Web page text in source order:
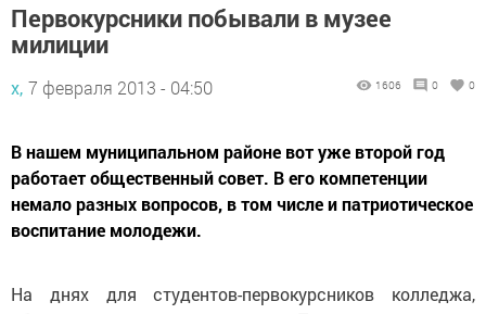
Первокурсники побывали в музее
милиции
х, 7 февраля 2013 - 04:50 1606 0 0
В нашем муниципальном районе вот уже второй год
работает общественный совет. В его компетенции
немало разных вопросов, в том числе и патриотическое
воспитание молодежи.
На днях для студентов-первокурсников колледжа,